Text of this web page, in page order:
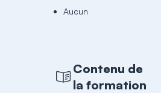
Aucun
Contenu de
la formation